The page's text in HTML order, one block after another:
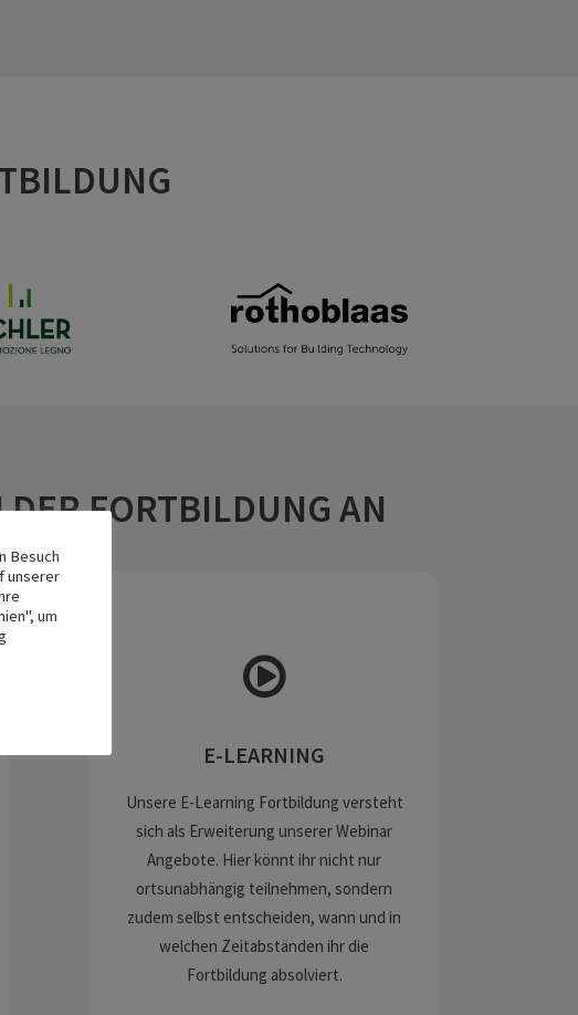
FORTBILDUNG AN
E-LEARNING
Unsere E-Learning Fortbildung versteht
sich als Erweiterung unserer Webinar
Angebote. Hier könnt ihr nicht nur
ortsunabhängig teilnehmen, sondern
zudem selbst entscheiden, wann und in
welchen Zeitabständen ihr die
Fortbildung absolviert.
Besuch
unserer
um